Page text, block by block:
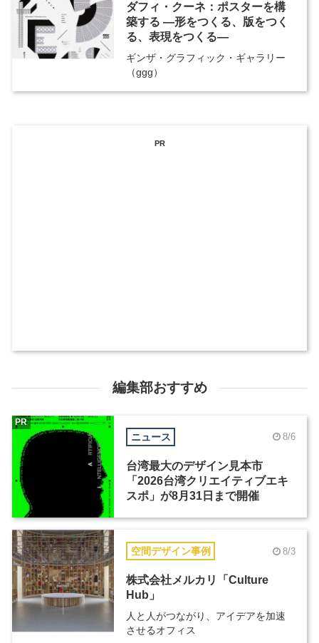
ダフィ・クーネ：ポスターを構
築する ―形をつくる、版をつく
る、表現をつくる―
ギンザ・グラフィック・ギャラリー
（ggg）
PR
編集部おすすめ
ニュース 8/6
台湾最大のデザイン見本市
「2026台湾クリエイティブエキ
スポ」が8月31日まで開催
PR
空間デザイン事例 8/3
株式会社メルカリ「Culture
Hub」
人と人がつながり、アイデアを加速
させるオフィス